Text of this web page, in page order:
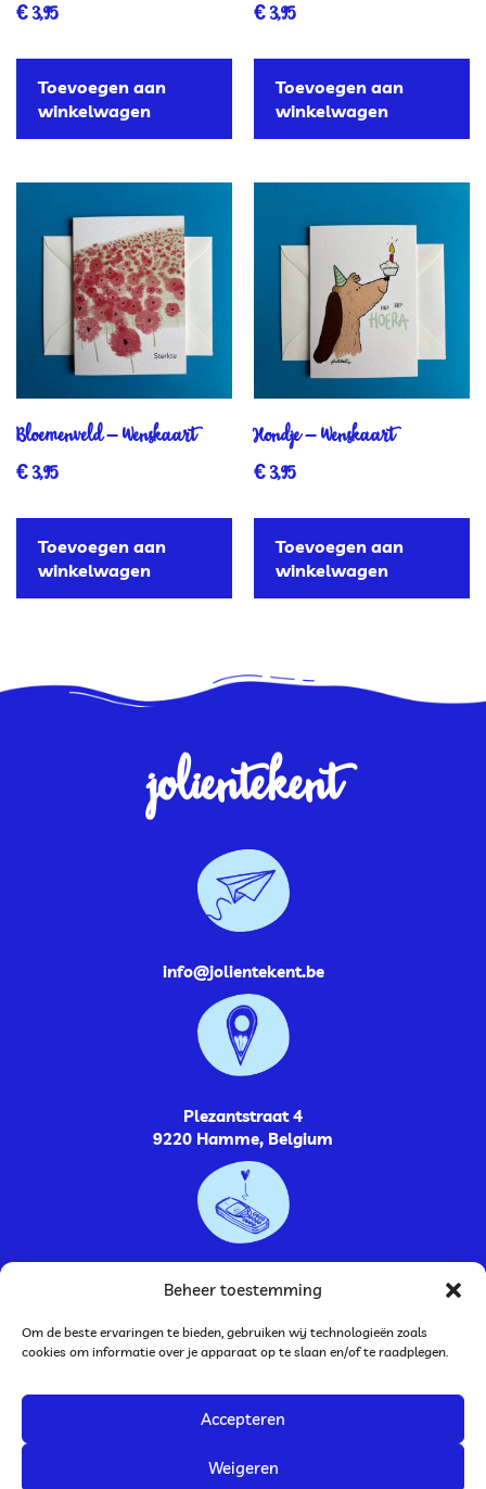
Beheer toestemming
Om de beste ervaringen te bieden, gebruiken wij technologieën zoals
cookies om informatie over je apparaat op te slaan en/of te raadplegen.
Accepteren
Weigeren
€3,95
Toevoegen aan
winkelwagen
€3,95
Toevoegen aan
winkelwagen
Bloemenveld – Wenskaart
€3,95
Toevoegen aan
winkelwagen
Hondje – Wenskaart
€3,95
Toevoegen aan
winkelwagen
jolientekent
info@jolientekent.be
Plezantstraat 4
9220 Hamme, Belgium
0485264448
BTW nummer: BE0752.787.009